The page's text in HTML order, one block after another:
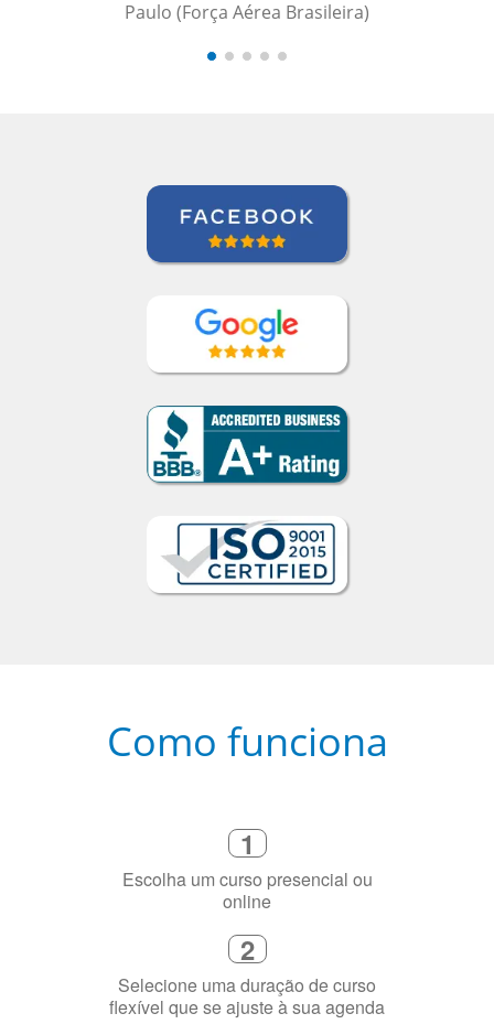
Paulo (Força Aérea Brasileira)
Como funciona
1
Escolha um curso presencial ou
online
2
Selecione uma duração de curso
flexível que se ajuste à sua agenda